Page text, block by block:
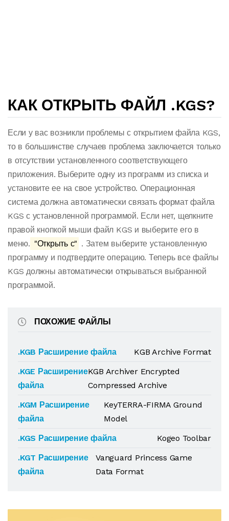
КАК ОТКРЫТЬ ФАЙЛ .KGS?
Если у вас возникли проблемы с открытием файла KGS,
то в большинстве случаев проблема заключается только
в отсутствии установленного соответствующего
приложения. Выберите одну из программ из списка и
установите ее на свое устройство. Операционная
система должна автоматически связать формат файла
KGS с установленной программой. Если нет, щелкните
правой кнопкой мыши файл KGS и выберите его в
меню. "Открыть с" . Затем выберите установленную
программу и подтвердите операцию. Теперь все файлы
KGS должны автоматически открываться выбранной
программой.
ПОХОЖИЕ ФАЙЛЫ
.KGB Расширение файла
KGB Archive Format
.KGE Расширение
файла
KGB Archiver Encrypted
Compressed Archive
.KGM Расширение
файла
KeyTERRA-FIRMA Ground
Model
.KGS Расширение файла
Kogeo Toolbar
.KGT Расширение
файла
Vanguard Princess Game
Data Format